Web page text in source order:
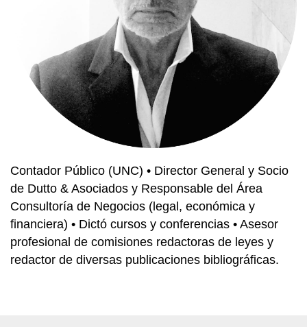
Contador Público (UNC) • Director General y Socio
de Dutto & Asociados y Responsable del Área
Consultoría de Negocios (legal, económica y
financiera) • Dictó cursos y conferencias • Asesor
profesional de comisiones redactoras de leyes y
redactor de diversas publicaciones bibliográficas.